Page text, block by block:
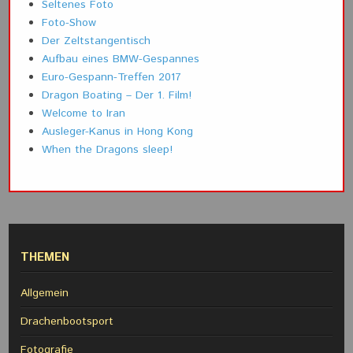
Seltenes Foto
Foto-Show
Der Zeltstangentisch
Aufbau eines BMW-Gespannes
Euro-Gespann-Treffen 2017
Dragon Boating – Der 1. Film!
Welcome to Iran
Ausleger-Kanus in Hong Kong
When the Dragons sleep!
THEMEN
Allgemein
Drachenbootsport